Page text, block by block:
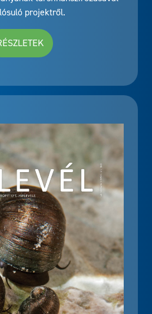
projektről.